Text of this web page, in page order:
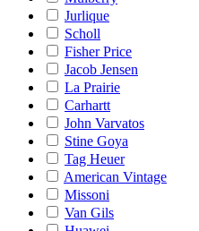
Jurlique
Scholl
Fisher Price
Jacob Jensen
La Prairie
Carhartt
John Varvatos
Stine Goya
Tag Heuer
American Vintage
Missoni
Van Gils